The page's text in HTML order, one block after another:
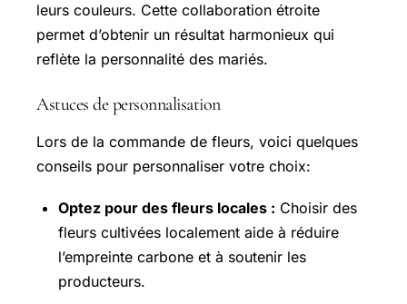
leurs couleurs. Cette collaboration étroite
permet d’obtenir un résultat harmonieux qui
reflète la personnalité des mariés.
Astuces de personnalisation
Lors de la commande de fleurs, voici quelques
conseils pour personnaliser votre choix:
Optez pour des fleurs locales : Choisir des
fleurs cultivées localement aide à réduire
l’empreinte carbone et à soutenir les
producteurs.